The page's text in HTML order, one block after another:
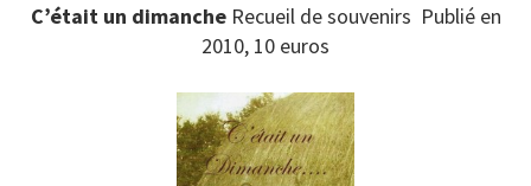
C’était un dimancheRecueil de souvenirs Publié en
2010, 10 euros